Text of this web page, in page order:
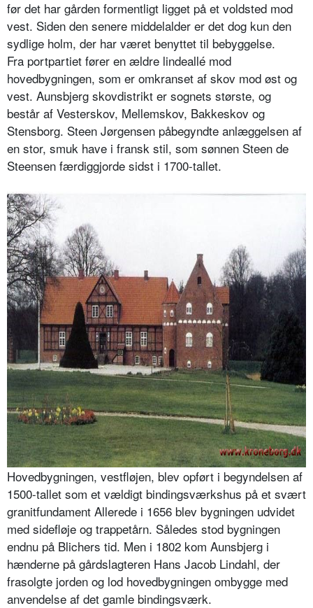
før det har gården formentligt ligget på et voldsted mod
vest. Siden den senere middelalder er det dog kun den
sydlige holm, der har været benyttet til bebyggelse.
Fra portpartiet fører en ældre lindeallé mod
hovedbygningen, som er omkranset af skov mod øst og
vest. Aunsbjerg skovdistrikt er sognets største, og
består af Vesterskov, Mellemskov, Bakkeskov og
Stensborg. Steen Jørgensen påbegyndte anlæggelsen af
en stor, smuk have i fransk stil, som sønnen Steen de
Steensen færdiggjorde sidst i 1700-tallet.
Hovedbygningen, vestfløjen, blev opført i begyndelsen af
1500-tallet som et vældigt bindingsværkshus på et svært
granitfundament Allerede i 1656 blev bygningen udvidet
med sidefløje og trappetårn. Således stod bygningen
endnu på Blichers tid. Men i 1802 kom Aunsbjerg i
hænderne på gårdslagteren Hans Jacob Lindahl, der
frasolgte jorden og lod hovedbygningen ombygge med
anvendelse af det gamle bindingsværk.